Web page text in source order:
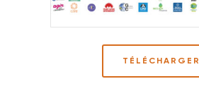
TÉLÉCHARGER